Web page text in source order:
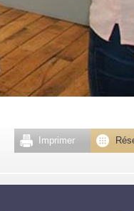
Imprimer